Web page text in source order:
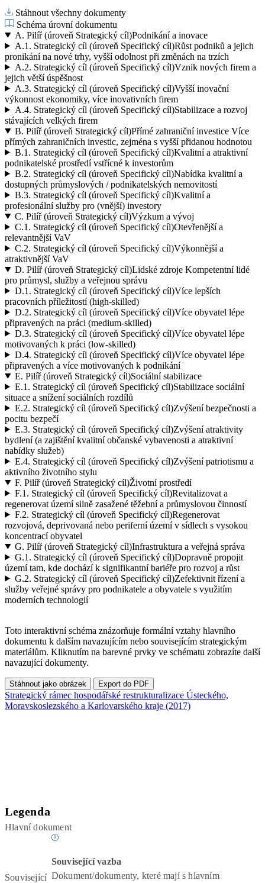
Stáhnout všechny dokumenty
Schéma úrovní dokumentu
A. Pilíř (úroveň Strategický cíl)Podnikání a inovace
A.1. Strategický cíl (úroveň Specifický cíl)Růst podniků a jejich
pronikání na nové trhy, vyšší odolnost při změnách na trzích
A.2. Strategický cíl (úroveň Specifický cíl)Vznik nových firem a
jejich větší úspěšnost
A.3. Strategický cíl (úroveň Specifický cíl)Vyšší inovační
výkonnost ekonomiky, více inovativních firem
A.4. Strategický cíl (úroveň Specifický cíl)Stabilizace a rozvoj
stávajících velkých firem
B. Pilíř (úroveň Strategický cíl)Přímé zahraniční investice Více
přímých zahraničních investic, zejména s vyšší přidanou hodnotou
B.1. Strategický cíl (úroveň Specifický cíl)Kvalitní a atraktivní
podnikatelské prostředí vstřícné k investorům
B.2. Strategický cíl (úroveň Specifický cíl)Nabídka kvalitní a
dostupných průmyslových / podnikatelských nemovitostí
B.3. Strategický cíl (úroveň Specifický cíl)Kvalitní a
profesionální služby pro (vnější) investory
C. Pilíř (úroveň Strategický cíl)Výzkum a vývoj
C.1. Strategický cíl (úroveň Specifický cíl)Otevřenější a
relevantnější VaV
C.2. Strategický cíl (úroveň Specifický cíl)Výkonnější a
atraktivnější VaV
D. Pilíř (úroveň Strategický cíl)Lidské zdroje Kompetentní lidé
pro průmysl, služby a veřejnou správu
D.1. Strategický cíl (úroveň Specifický cíl)Více lepších
pracovních příležitostí (high-skilled)
D.2. Strategický cíl (úroveň Specifický cíl)Více obyvatel lépe
připravených na práci (medium-skilled)
D.3. Strategický cíl (úroveň Specifický cíl)Více obyvatel lépe
motivovaných k práci (low-skilled)
D.4. Strategický cíl (úroveň Specifický cíl)Více obyvatel lépe
připravených a více motivovaných k podnikání
E. Pilíř (úroveň Strategický cíl)Sociální stabilizace
E.1. Strategický cíl (úroveň Specifický cíl)Stabilizace sociální
situace a snížení sociálních rozdílů
E.2. Strategický cíl (úroveň Specifický cíl)Zvýšení bezpečnosti a
pocitu bezpečí
E.3. Strategický cíl (úroveň Specifický cíl)Zvýšení atraktivity
bydlení (a zajištění kvalitní občanské vybavenosti a atraktivní
nabídky služeb)
E.4. Strategický cíl (úroveň Specifický cíl)Zvýšení patriotismu a
aktivního životního stylu
F. Pilíř (úroveň Strategický cíl)Životní prostředí
F.1. Strategický cíl (úroveň Specifický cíl)Revitalizovat a
regenerovat území silně zasažené těžební a průmyslovou činností
F.2. Strategický cíl (úroveň Specifický cíl)Regenerovat
rozvojová, deprivovaná nebo periferní území v sídlech s vysokou
koncentrací obyvatel
G. Pilíř (úroveň Strategický cíl)Infrastruktura a veřejná správa
G.1. Strategický cíl (úroveň Specifický cíl)Dopravně propojit
území tam, kde dochází k signifikantní bariéře pro rozvoj a růst
G.2. Strategický cíl (úroveň Specifický cíl)Zefektivnit řízení a
služby veřejné správy pro podnikatele a obyvatele s využitím
moderních technologií
Toto interaktivní schéma znázorňuje formální vztahy hlavního
dokumentu k dalším navazujícím nebo souvisejícím strategickým
materiálům. Kliknutím na barevné prvky ve schématu zobrazíte další
navazující dokumenty.
Stáhnout jako obrázek Export do PDF
Strategický rámec hospodářské restrukturalizace Ústeckého,
Moravskoslezského a Karlovarského kraje (2017)
Legenda
Hlavní dokument
Související
Související vazba
Dokument/dokumenty, které mají s hlavním